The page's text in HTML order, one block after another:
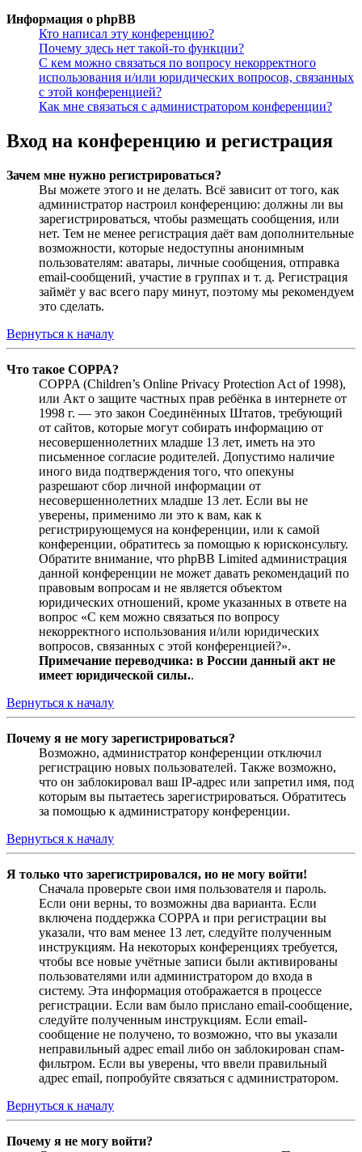
Информация о phpBB
Кто написал эту конференцию?
Почему здесь нет такой-то функции?
С кем можно связаться по вопросу некорректного
использования и/или юридических вопросов, связанных
с этой конференцией?
Как мне связаться с администратором конференции?
Вход на конференцию и регистрация
Зачем мне нужно регистрироваться?
Вы можете этого и не делать. Всё зависит от того, как
администратор настроил конференцию: должны ли вы
зарегистрироваться, чтобы размещать сообщения, или
нет. Тем не менее регистрация даёт вам дополнительные
возможности, которые недоступны анонимным
пользователям: аватары, личные сообщения, отправка
email-сообщений, участие в группах и т. д. Регистрация
займёт у вас всего пару минут, поэтому мы рекомендуем
это сделать.
Вернуться к началу
Что такое COPPA?
COPPA (Children’s Online Privacy Protection Act of 1998),
или Акт о защите частных прав ребёнка в интернете от
1998 г. — это закон Соединённых Штатов, требующий
от сайтов, которые могут собирать информацию от
несовершеннолетних младше 13 лет, иметь на это
письменное согласие родителей. Допустимо наличие
иного вида подтверждения того, что опекуны
разрешают сбор личной информации от
несовершеннолетних младше 13 лет. Если вы не
уверены, применимо ли это к вам, как к
регистрирующемуся на конференции, или к самой
конференции, обратитесь за помощью к юрисконсульту.
Обратите внимание, что phpBB Limited администрация
данной конференции не может давать рекомендаций по
правовым вопросам и не является объектом
юридических отношений, кроме указанных в ответе на
вопрос «С кем можно связаться по вопросу
некорректного использования и/или юридических
вопросов, связанных с этой конференцией?».
Примечание переводчика: в России данный акт не
имеет юридической силы..
Вернуться к началу
Почему я не могу зарегистрироваться?
Возможно, администратор конференции отключил
регистрацию новых пользователей. Также возможно,
что он заблокировал ваш IP-адрес или запретил имя, под
которым вы пытаетесь зарегистрироваться. Обратитесь
за помощью к администратору конференции.
Вернуться к началу
Я только что зарегистрировался, но не могу войти!
Сначала проверьте свои имя пользователя и пароль.
Если они верны, то возможны два варианта. Если
включена поддержка COPPA и при регистрации вы
указали, что вам менее 13 лет, следуйте полученным
инструкциям. На некоторых конференциях требуется,
чтобы все новые учётные записи были активированы
пользователями или администратором до входа в
систему. Эта информация отображается в процессе
регистрации. Если вам было прислано email-сообщение,
следуйте полученным инструкциям. Если email-
сообщение не получено, то возможно, что вы указали
неправильный адрес email либо он заблокирован спам-
фильтром. Если вы уверены, что ввели правильный
адрес email, попробуйте связаться с администратором.
Вернуться к началу
Почему я не могу войти?